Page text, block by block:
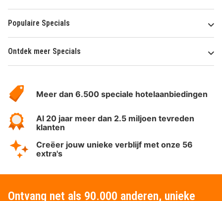
Populaire Specials
Ontdek meer Specials
HotelSpecials
Meer dan 6.500 speciale hotelaanbiedingen
Al 20 jaar meer dan 2.5 miljoen tevreden
klanten
Creëer jouw unieke verblijf met onze 56
extra's
Ontvang net als 90.000 anderen, unieke